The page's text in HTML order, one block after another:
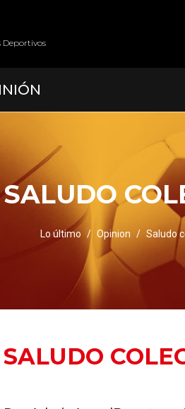
Deportivos
SALUDO
Lo último Opinion Saludo
SALUDO